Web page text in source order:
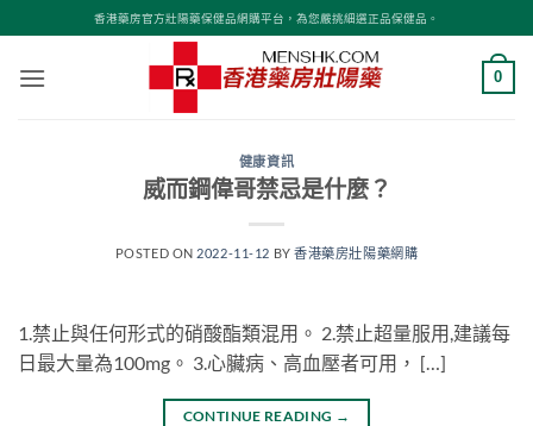
to
content
香港藥房官方壯陽藥保健品網購平台，為您嚴挑細選正品保健品。
0
健康資訊
威而鋼偉哥禁忌是什麼？
POSTED ON 2022-11-12 BY香港藥房壯陽藥網購
1.禁止與任何形式的硝酸酯類混用。 2.禁止超量服用,建議每
日最大量為100mg。 3.心臟病、高血壓者可用， […]
CONTINUE READING →